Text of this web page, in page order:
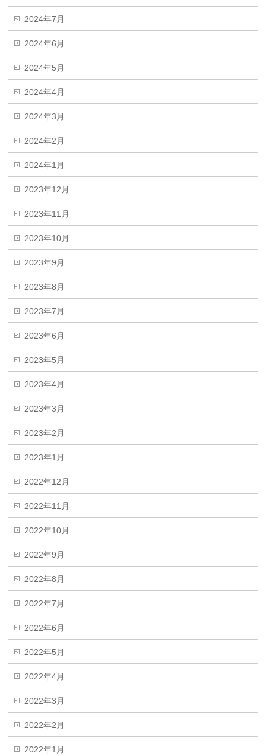
2024年7月
2024年6月
2024年5月
2024年4月
2024年3月
2024年2月
2024年1月
2023年12月
2023年11月
2023年10月
2023年9月
2023年8月
2023年7月
2023年6月
2023年5月
2023年4月
2023年3月
2023年2月
2023年1月
2022年12月
2022年11月
2022年10月
2022年9月
2022年8月
2022年7月
2022年6月
2022年5月
2022年4月
2022年3月
2022年2月
2022年1月